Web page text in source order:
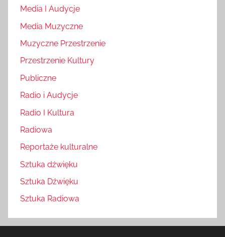
Media I Audycje
Media Muzyczne
Muzyczne Przestrzenie
Przestrzenie Kultury
Publiczne
Radio i Audycje
Radio I Kultura
Radiowa
Reportaże kulturalne
Sztuka dźwięku
Sztuka Dźwięku
Sztuka Radiowa